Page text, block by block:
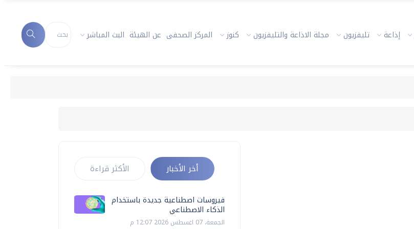
إذاعة تليفزيون مجلة الاذاعة والتليفزيون كنوز المركز الصحفى عن الهيئة البث المباشر
أخر الأخبار الأكثر قراءة
فيروسات اصطناعية جديدة باستخدام
الذكاء الاصطناعي
الجمعة، 07 اغسطس 2026 12:07 م